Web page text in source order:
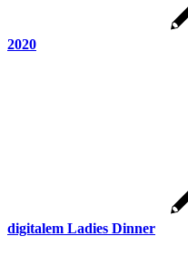
2020
digitalem Ladies Dinner